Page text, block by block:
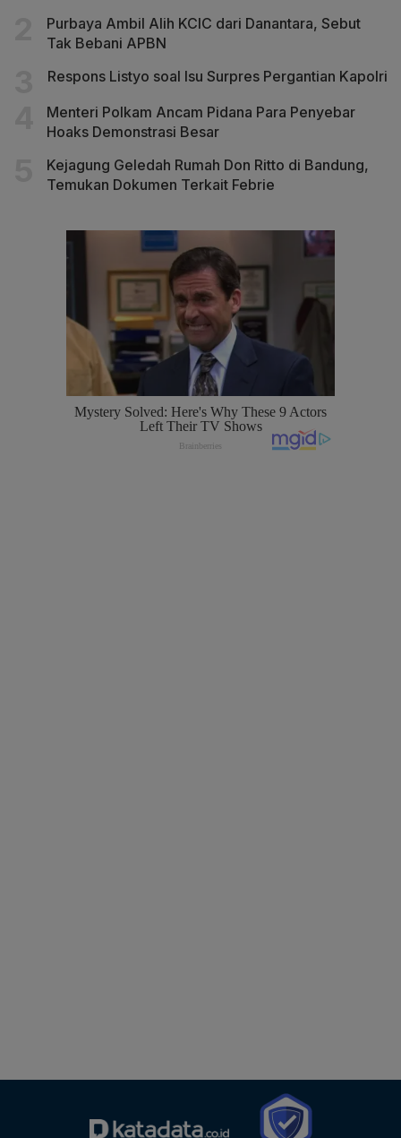
Purbaya Ambil Alih KCIC dari Danantara, Sebut
Tak Bebani APBN
Respons Listyo soal Isu Surpres Pergantian Kapolri
Menteri Polkam Ancam Pidana Para Penyebar
Hoaks Demonstrasi Besar
Kejagung Geledah Rumah Don Ritto di Bandung,
Temukan Dokumen Terkait Febrie